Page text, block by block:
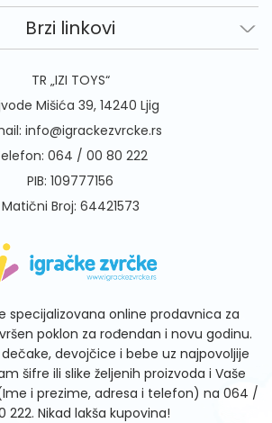
Brzi linkovi
TR „IZI TOYS“
Mišića 39, 14240 Ljig
info@igrackezvrcke.rs
064 / 00 80 222
PIB: 109777156
Matični Broj: 64421573
specijalizovana online prodavnica za
poklon za rođendan i novu godinu.
devojčice i bebe uz najpovoljije
šifre ili slike željenih proizvoda i Vaše
i prezime, adresa i telefon) na 064 /
222. Nikad lakša kupovina!